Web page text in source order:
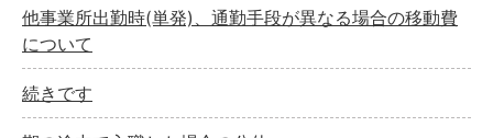
他事業所出勤時(単発)、通勤手段が異なる場合の移動費
について
続きです